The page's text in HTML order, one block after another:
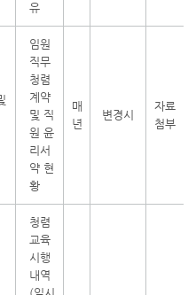
유
임원
직무
청렴
계약
및 직
원 윤
리서
약 현
황
매
년
변경시
자료
첨부
청렴
교육
시행
내역